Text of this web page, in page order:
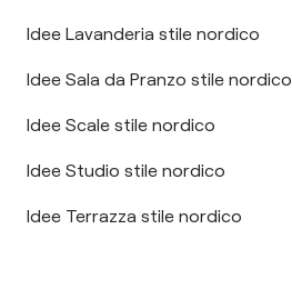
Idee Lavanderia stile nordico
Idee Sala da Pranzo stile nordico
Idee Scale stile nordico
Idee Studio stile nordico
Idee Terrazza stile nordico